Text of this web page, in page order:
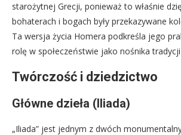
starożytnej Grecji, ponieważ to właśnie
bohaterach i bogach były przekazywane
Ta wersja życia Homera podkreśla jego
rolę w społeczeństwie jako nośnika
Twórczość i dziedzictwo
Główne dzieła (Iliada)
„Iliada” jest jednym z dwóch